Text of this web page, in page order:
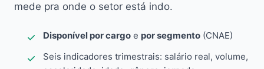
mede pra onde o setor está indo.
Disponível por cargo e por segmento (CNAE)
Seis indicadores trimestrais: salário real, volume,